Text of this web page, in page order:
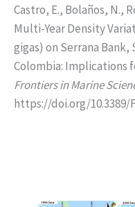
Castro, E., Bolaños, N.,
Multi-Year Density
gigas) on Serrana
Colombia: Implications
Frontiers in Marine
https://doi.org/10.3389/